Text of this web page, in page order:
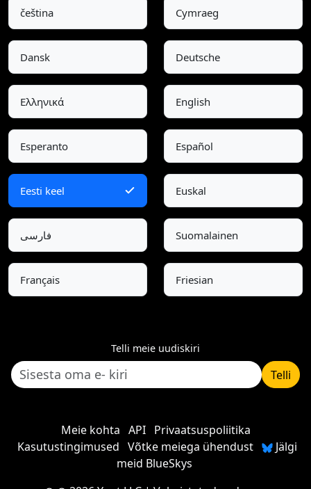
čeština Cymraeg
Dansk Deutsche
Ελληνικά English
Esperanto Español
Eesti keel Euskal
فارسی Suomalainen
Français Friesian
Telli meie uudiskiri
Telli
Meie kohta API
Privaatsuspoliitika
Kasutustingimused Võtke meiega ühendust
Jälgi
meid BlueSkys